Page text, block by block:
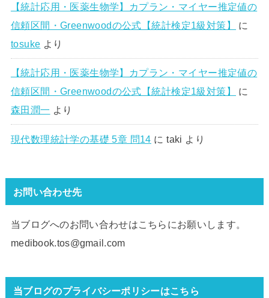
【統計応用・医薬生物学】カプラン・マイヤー推定値の
信頼区間・Greenwoodの公式【統計検定1級対策】
に
tosuke より
【統計応用・医薬生物学】カプラン・マイヤー推定値の
信頼区間・Greenwoodの公式【統計検定1級対策】
に
森田潤一 より
現代数理統計学の基礎 5章 問14 にtaki より
お問い合わせ先
当ブログへのお問い合わせはこちらにお願いします。
medibook.tos@gmail.com
当ブログのプライバシーポリシーはこちら